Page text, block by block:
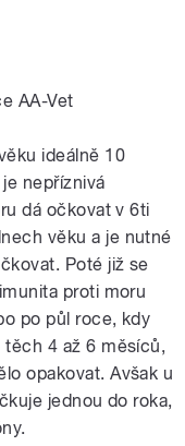
AA-Vet
ideálně 10
nepříznivá
dá očkovat v 6ti
věku a je nutné
Poté již se
proti moru
po půl roce, kdy
4 až 6 měsíců,
opakovat. Avšak u
jednou do roka,